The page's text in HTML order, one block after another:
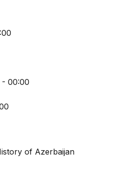
- 00:00
of Azerbaijan